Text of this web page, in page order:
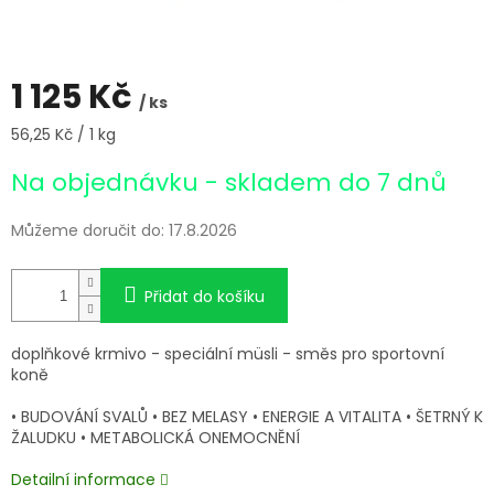
1 125 Kč / ks
Měrná
56,25 Kč / 1 kg
Na objednávku - skladem do 7 dnů
Můžeme doručit do: 17.8.2026
Přidat do košíku
doplňkové krmivo - speciální müsli - směs pro sportovní
koně
• BUDOVÁNÍ SVALŮ • BEZ MELASY • ENERGIE A VITALITA • ŠETRNÝ K
ŽALUDKU • METABOLICKÁ ONEMOCNĚNÍ
Detailní informace